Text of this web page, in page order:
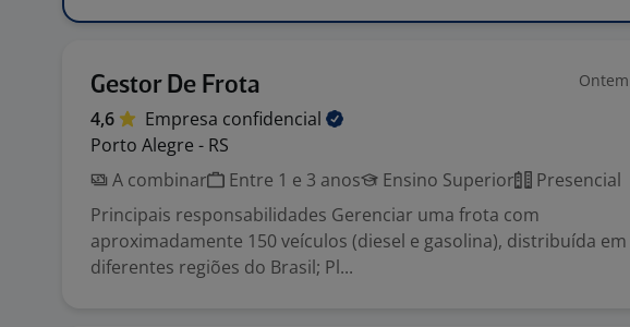
Gestor De Frota Ontem
4,6 Empresa confidencial
Porto Alegre - RS
A combinar
Entre 1 e 3 anos Ensino Superior
Presencial
Principais responsabilidades Gerenciar uma frota com
aproximadamente 150 veículos (diesel e gasolina), distribuída em
diferentes regiões do Brasil; Pl...